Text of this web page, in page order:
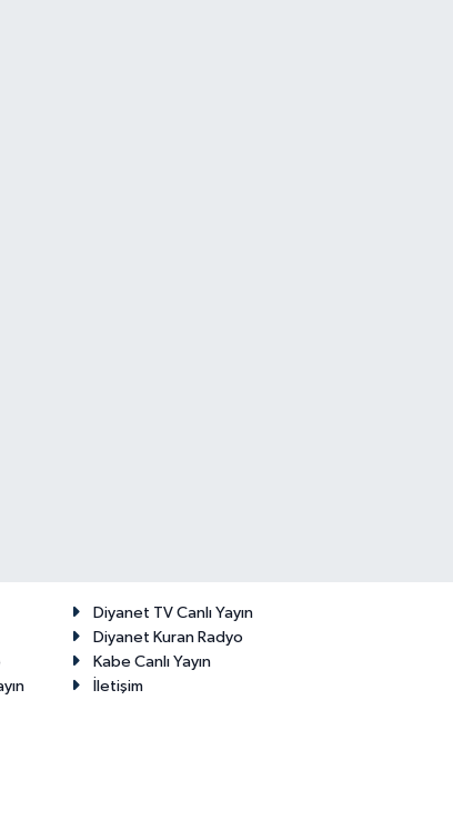
Diyanet TV Canlı Yayın
Diyanet Kuran Radyo
Kabe Canlı Yayın
İletişim